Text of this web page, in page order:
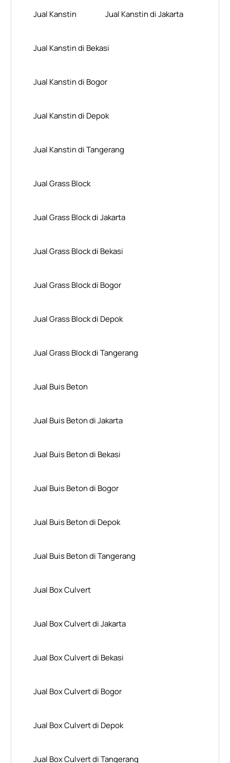
Jual Kanstin Jual Kanstin di Jakarta
Jual Kanstin di Bekasi
Jual Kanstin di Bogor
Jual Kanstin di Depok
Jual Kanstin di Tangerang
Jual Grass Block
Jual Grass Block di Jakarta
Jual Grass Block di Bekasi
Jual Grass Block di Bogor
Jual Grass Block di Depok
Jual Grass Block di Tangerang
Jual Buis Beton
Jual Buis Beton di Jakarta
Jual Buis Beton di Bekasi
Jual Buis Beton di Bogor
Jual Buis Beton di Depok
Jual Buis Beton di Tangerang
Jual Box Culvert
Jual Box Culvert di Jakarta
Jual Box Culvert di Bekasi
Jual Box Culvert di Bogor
Jual Box Culvert di Depok
Jual Box Culvert di Tangerang